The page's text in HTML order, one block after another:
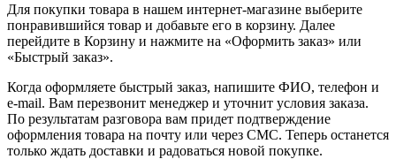
Для покупки товара в нашем интернет-магазине выберите
понравившийся товар и добавьте его в корзину. Далее
перейдите в Корзину и нажмите на «Оформить заказ» или
«Быстрый заказ».
Когда оформляете быстрый заказ, напишите ФИО, телефон и
e-mail. Вам перезвонит менеджер и уточнит условия заказа.
По результатам разговора вам придет подтверждение
оформления товара на почту или через СМС. Теперь останется
только ждать доставки и радоваться новой покупке.